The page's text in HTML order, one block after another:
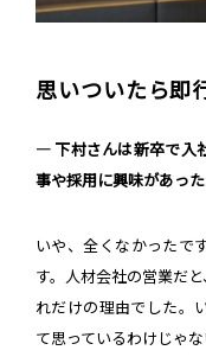
思いついたら即
― 下村さんは新卒で入
事や採用に興味があった
いや、全くなかったで
す。人材会社の営業だ
れだけの理由でした。
て思っているわけじゃな